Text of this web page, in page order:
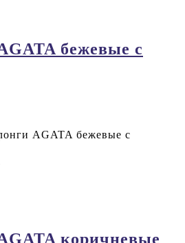
бежевые с
AGATA бежевые с
коричневые